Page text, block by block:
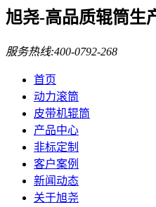
旭尧-高品质辊筒生
服务热线:400-0792-268
首页
动力滚筒
皮带机辊筒
产品中心
非标定制
客户案例
新闻动态
关于旭尧